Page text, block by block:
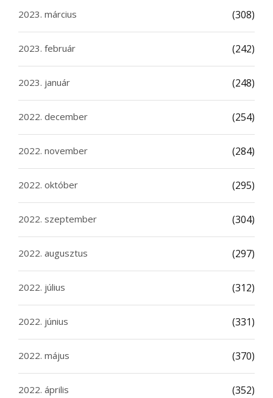
2023. március (308)
2023. február (242)
2023. január (248)
2022. december (254)
2022. november (284)
2022. október (295)
2022. szeptember (304)
2022. augusztus (297)
2022. július (312)
2022. június (331)
2022. május (370)
2022. április (352)